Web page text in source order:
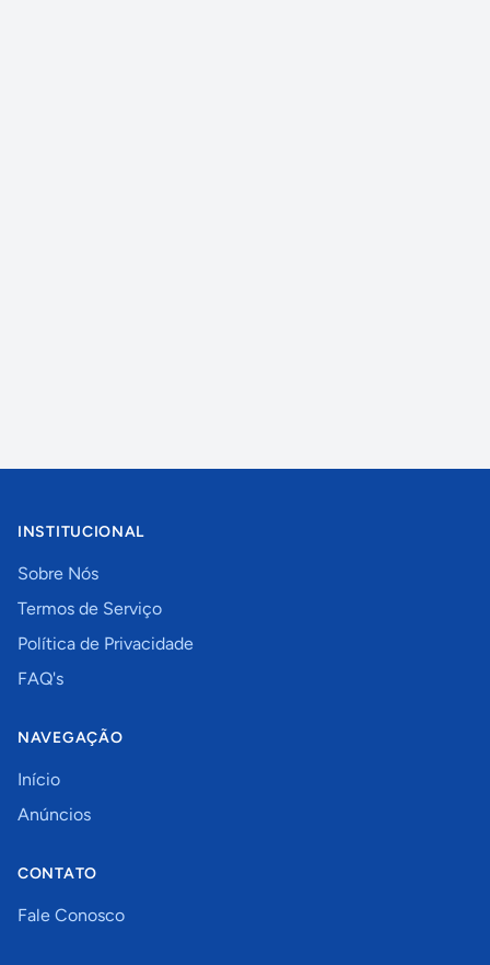
INSTITUCIONAL
Sobre Nós
Termos de Serviço
Política de Privacidade
FAQ's
NAVEGAÇÃO
Início
Anúncios
CONTATO
Fale Conosco